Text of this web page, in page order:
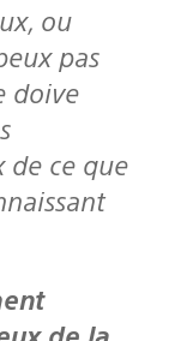
pas
doive
de ce que
de la